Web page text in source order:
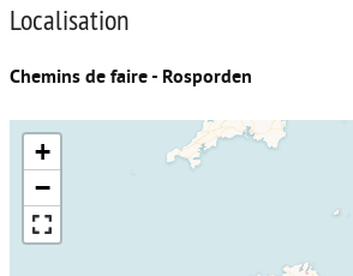
Localisation
Chemins de faire - Rosporden
+
−